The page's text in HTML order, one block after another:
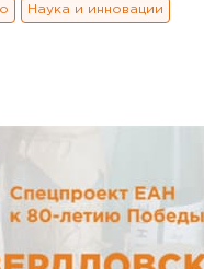
Наука и инновации